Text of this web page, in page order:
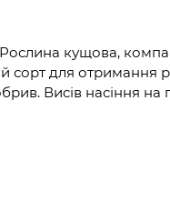
кущова,
для отримання
Висів насіння на